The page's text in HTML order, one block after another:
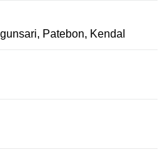
Patebon, Kendal